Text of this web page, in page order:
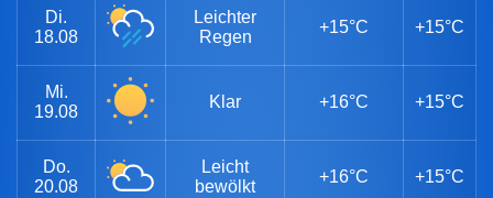
Di.
18.08
Leichter
Regen
+15°C +15°C
Mi.
19.08
Klar +16°C +15°C
Do.
20.08
Leicht
bewölkt
+16°C +15°C